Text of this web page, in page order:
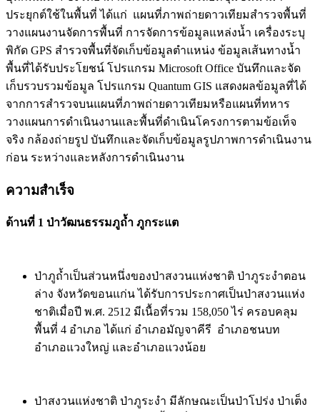
ประยุกต์ใช้ในพื้นที่ ได้แก่ แผนที่ภาพถ่ายดาวเทียมสำรวจพื้นที่
วางแผนงานจัดการพื้นที่ การจัดการข้อมูลแหล่งน้ำ เครื่องระบุ
พิกัด GPS สำรวจพื้นที่จัดเก็บข้อมูลตำแหน่ง ข้อมูลเส้นทางน้ำ
พื้นที่ได้รับประโยชน์ โปรแกรม Microsoft Office บันทึกและจัด
เก็บรวบรวมข้อมูล โปรแกรม Quantum GIS แสดงผลข้อมูลที่ได้
จากการสำรวจบนแผนที่ภาพถ่ายดาวเทียมหรือแผนที่ทหาร
วางแผนการดำเนินงานและพื้นที่ดำเนินโครงการตามข้อเท็จ
จริง กล้องถ่ายรูป บันทึกและจัดเก็บข้อมูลรูปภาพการดำเนินงาน
ก่อน ระหว่างและหลังการดำเนินงาน
ความสำเร็จ
ด้านที่ 1 ป่าวัฒนธรรมภูถ้ำ ภูกระแต
ป่าภูถ้ำเป็นส่วนหนึ่งของป่าสงวนแห่งชาติ ป่าภูระงำตอน
ล่าง จังหวัดขอนแก่น ได้รับการประกาศเป็นป่าสงวนแห่ง
ชาติเมื่อปี พ.ศ. 2512 มีเนื้อที่รวม 158,050 ไร่ ครอบคลุม
พื้นที่ 4 อำเภอ ได้แก่ อำเภอมัญจาคีรี อำเภอชนบท
อำเภอแวงใหญ่ และอำเภอแวงน้อย
ป่าสงวนแห่งชาติ ป่าภูระงำ มีลักษณะเป็นป่าโปร่ง ป่าเต็ง